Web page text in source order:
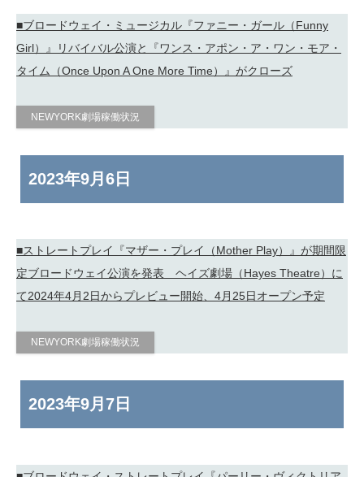
■ブロードウェイ・ミュージカル『ファニー・ガール（Funny
Girl）』リバイバル公演と『ワンス・アポン・ア・ワン・モア・
タイム（Once Upon A One More Time）』がクローズ
NEWYORK劇場稼働状況
2023年9月6日
■ストレートプレイ『マザー・プレイ（Mother Play）』が期間限
定ブロードウェイ公演を発表 ヘイズ劇場（Hayes Theatre）に
て2024年4月2日からプレビュー開始、4月25日オープン予定
NEWYORK劇場稼働状況
2023年9月7日